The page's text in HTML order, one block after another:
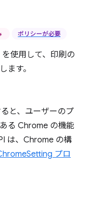
ポリシーが必要
を使用して、印刷の
ます。
と、ユーザーのプ
る Chrome の機能
は、Chrome の構
プロ